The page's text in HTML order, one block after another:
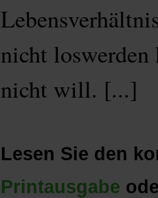
nicht
nicht will. [...]
Lesen Sie den
Printausgabe